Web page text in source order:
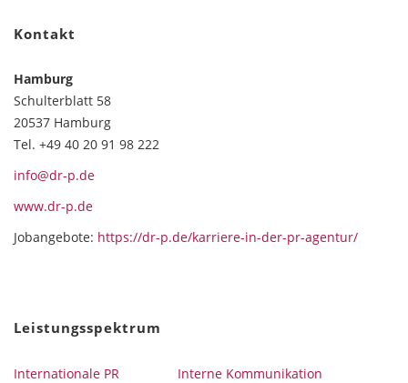
Kontakt
Hamburg
Schulterblatt 58
20537 Hamburg
Tel. +49 40 20 91 98 222
info@dr-p.de
www.dr-p.de
Jobangebote: https://dr-p.de/karriere-in-der-pr-agentur/
Leistungsspektrum
Internationale PR
Interne Kommunikation